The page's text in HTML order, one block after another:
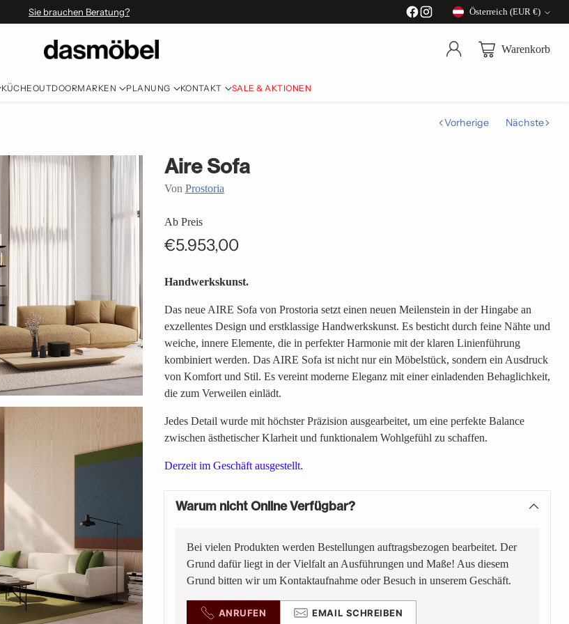
Sie brauchen Beratung?
Währung
Österreich (EUR €)
Warenkorb
KÜCHEOUTDOORMARKEN PLANUNG KONTAKT SALE & AKTIONEN
Vorherige Nächste
Aire Sofa
Von Prostoria
Ab Preis
Normaler
Preis
€5.953,00
Handwerkskunst.
Das neue AIRE Sofa von Prostoria setzt einen neuen Meilenstein in der Hingabe an
exzellentes Design und erstklassige Handwerkskunst. Es besticht durch feine Nähte und
weiche, innere Elemente, die in perfekter Harmonie mit der klaren Linienführung
kombiniert werden. Das AIRE Sofa ist nicht nur ein Möbelstück, sondern ein Ausdruck
von Komfort und Stil. Es vereint moderne Eleganz mit einer einladenden Behaglichkeit,
die zum Verweilen einlädt.
Jedes Detail wurde mit höchster Präzision ausgearbeitet, um eine perfekte Balance
zwischen ästhetischer Klarheit und funktionalem Wohlgefühl zu schaffen.
Derzeit im Geschäft ausgestellt.
Warum nicht Online Verfügbar?
Bei vielen Produkten werden Bestellungen auftragsbezogen bearbeitet. Der
Grund dafür liegt in der Vielfalt an Ausführungen und Maße! Aus diesem
Grund bitten wir um Kontaktaufnahme oder Besuch in unserem Geschäft.
ANRUFEN EMAIL SCHREIBEN